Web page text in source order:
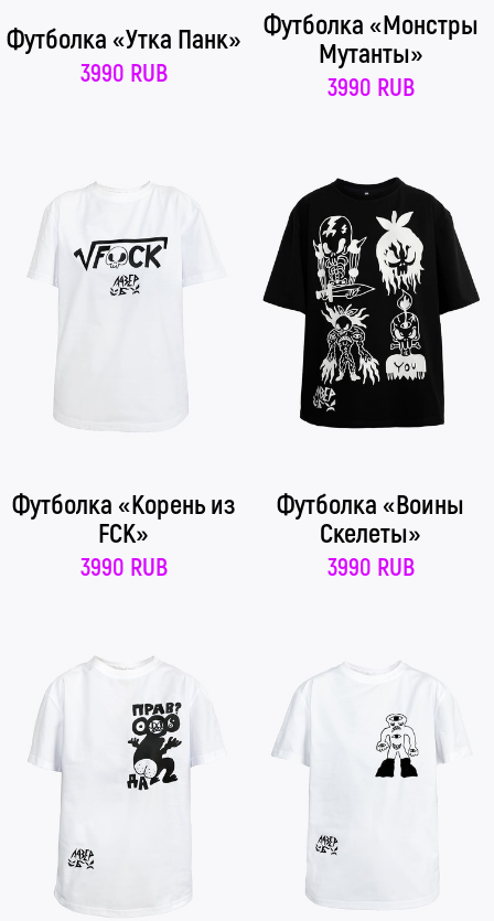
Футболка «Утка Панк»
3990 RUB
Футболка «Монстры
Мутанты»
3990 RUB
Футболка «Корень из
FCK»
3990 RUB
Футболка «Воины
Скелеты»
3990 RUB